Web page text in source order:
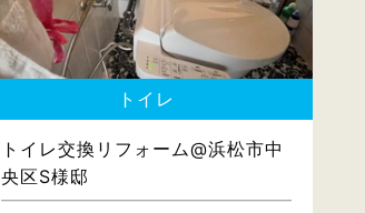
トイレ
トイレ交換リフォーム@浜松市中
央区S様邸